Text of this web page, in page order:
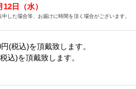
日（水）
した場合等、お届けに時間を頂く場合がございます。
(税込)を頂戴致します。
込)を頂戴致します。